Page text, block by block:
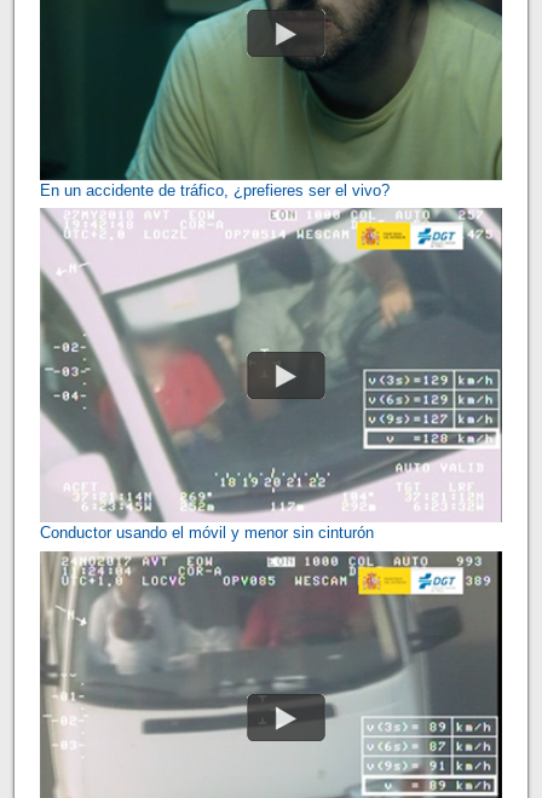
En un accidente de tráfico, ¿prefieres ser el vivo?
Conductor usando el móvil y menor sin cinturón